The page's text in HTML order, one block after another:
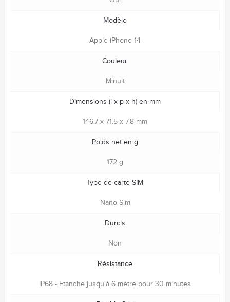
Modèle
Apple iPhone 14
Couleur
Minuit
Dimensions (l x p x h) en mm
146.7 x 71.5 x 7.8 mm
Poids net en g
172 g
Type de carte SIM
Nano Sim
Durcis
Non
Résistance
IP68 - Etanche jusqu'à 6 mètre pour 30 minutes